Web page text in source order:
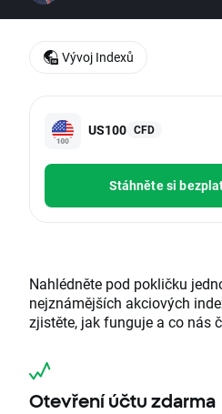
US100 CFD
Stáhněte si
Nahlédněte pod pokličku
nejznámějších akciových
zjistěte, jak funguje a co nás
Otevření účtu zdarma
Vývoj Indexů